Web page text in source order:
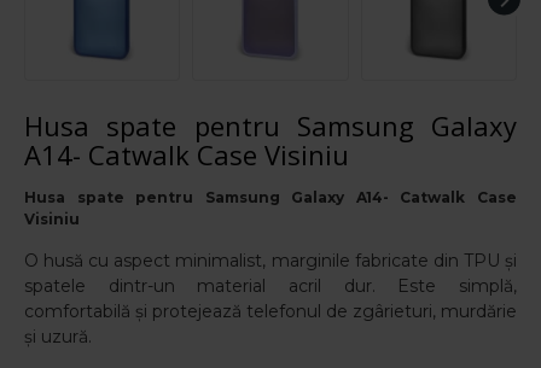
Husa spate pentru Samsung Galaxy
A14- Catwalk Case Visiniu
Husa spate pentru Samsung Galaxy A14- Catwalk Case
Visiniu
O husă cu aspect minimalist, marginile fabricate din TPU și
spatele dintr-un material acril dur. Este simplă,
comfortabilă și protejează telefonul de zgârieturi, murdărie
și uzură.